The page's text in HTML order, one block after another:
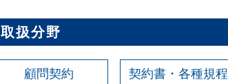
取扱分野
顧問契約 契約書・各種規程